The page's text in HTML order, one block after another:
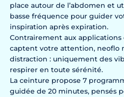
place autour de l’abdomen et
basse fréquence pour guider
inspiration après expiration.
Contrairement aux
captent votre attention, neoflo
distraction : uniquement des
respirer en toute sérénité.
La ceinture propose 7
guidée de 20 minutes, pensés